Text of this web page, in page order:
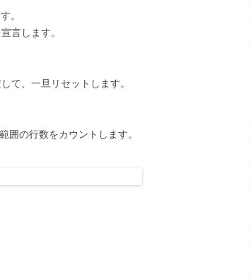
。
言します。
、一旦リセットします。
囲の行数をカウントします。